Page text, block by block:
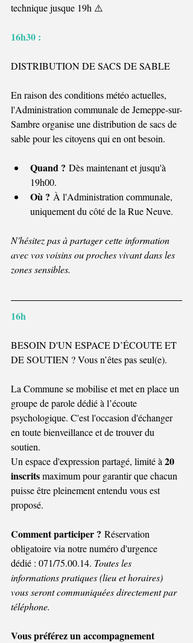
technique jusque 19h ⚠️
16h30 :
DISTRIBUTION DE SACS DE SABLE
En raison des conditions météo actuelles,
l'Administration communale de Jemeppe-sur-
Sambre organise une distribution de sacs de
sable pour les citoyens qui en ont besoin.
Quand ? Dès maintenant et jusqu'à
19h00.
Où ? À l'Administration communale,
uniquement du côté de la Rue Neuve.
N'hésitez pas à partager cette information
avec vos voisins ou proches vivant dans les
zones sensibles.
16h
BESOIN D'UN ESPACE D’ÉCOUTE ET
DE SOUTIEN ? Vous n’êtes pas seul(e).
La Commune se mobilise et met en place un
groupe de parole dédié à l’écoute
psychologique. C'est l'occasion d'échanger
en toute bienveillance et de trouver du
soutien.
Un espace d'expression partagé, limité à 20
inscrits maximum pour garantir que chacun
puisse être pleinement entendu vous est
proposé.
Comment participer ? Réservation
obligatoire via notre numéro d'urgence
dédié : 071/75.00.14. Toutes les
informations pratiques (lieu et horaires)
vous seront communiquées directement par
téléphone.
Vous préférez un accompagnement